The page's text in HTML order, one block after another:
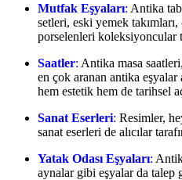
Mutfak Eşyaları: Antika
setleri, eski yemek
porselenleri koleksiyoncular
Saatler: Antika masa
en çok aranan antika eşyalar
hem estetik hem de tarihsel
Sanat Eserleri: Resimler,
sanat eserleri de alıcılar
Yatak Odası Eşyaları:
aynalar gibi eşyalar da talep